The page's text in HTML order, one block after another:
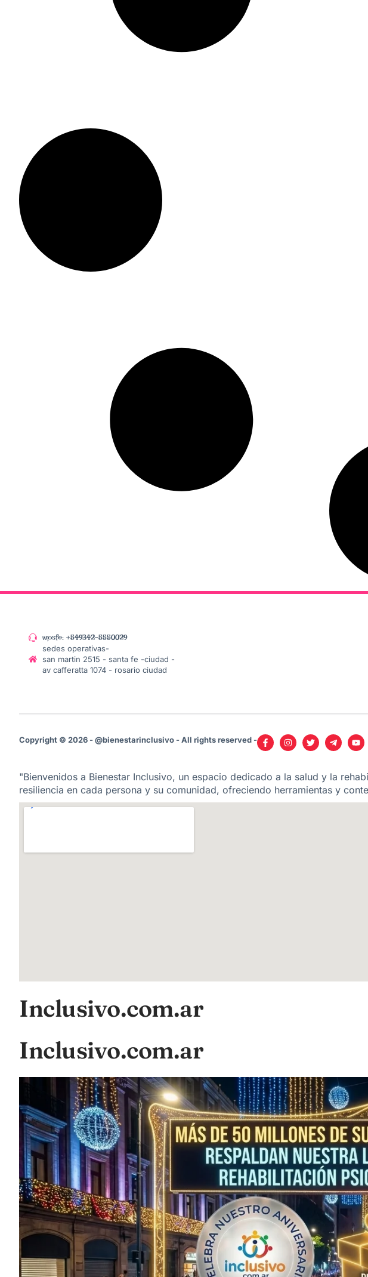
wpsfe: +549342-5550029
sedes operativas-
san martin 2515 - santa fe -ciudad -
av cafferatta 1074 - rosario ciudad
Copyright © 2026 - @bienestarinclusivo - All rights reserved -
"Bienvenidos a Bienestar Inclusivo, un espacio dedicado a la salud y la
resiliencia en cada persona y su comunidad, ofreciendo herramientas y
Inclusivo.com.ar
Inclusivo.com.ar